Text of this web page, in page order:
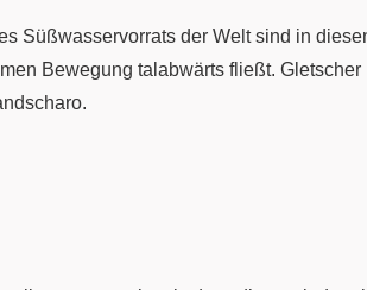
Süßwasservorrats der Welt sind in
Bewegung talabwärts fließt.